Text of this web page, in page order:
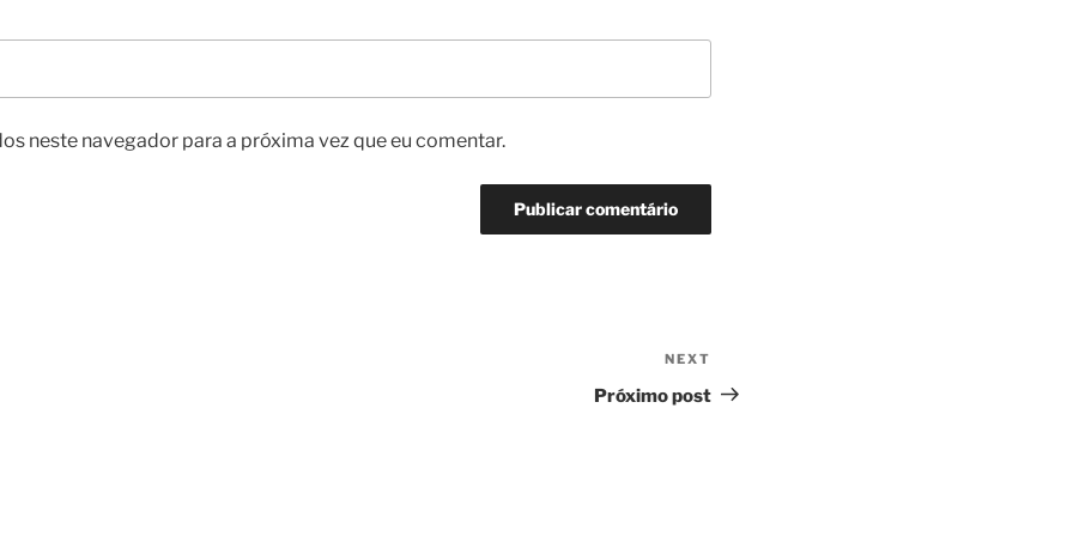
neste navegador para a próxima vez que eu comentar.
Post
NEXT
Próximo post